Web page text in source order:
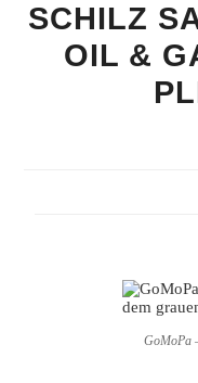
SCHILZ
OIL &
GoMoPa